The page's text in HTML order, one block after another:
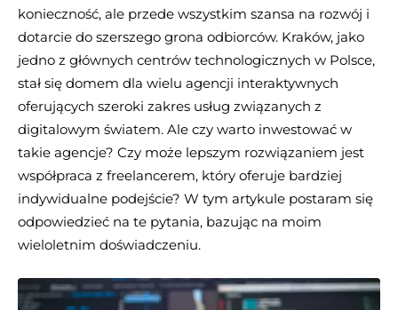
konieczność, ale przede wszystkim szansa na rozwój i
dotarcie do szerszego grona odbiorców. Kraków, jako
jedno z głównych centrów technologicznych w Polsce,
stał się domem dla wielu agencji interaktywnych
oferujących szeroki zakres usług związanych z
digitalowym światem. Ale czy warto inwestować w
takie agencje? Czy może lepszym rozwiązaniem jest
współpraca z freelancerem, który oferuje bardziej
indywidualne podejście? W tym artykule postaram się
odpowiedzieć na te pytania, bazując na moim
wieloletnim doświadczeniu.